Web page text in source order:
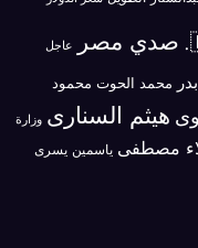
صدي مصر عاجل
محمد الحوت محمود
هيثم السنارى وزارة
مصطفى ياسمين يسرى